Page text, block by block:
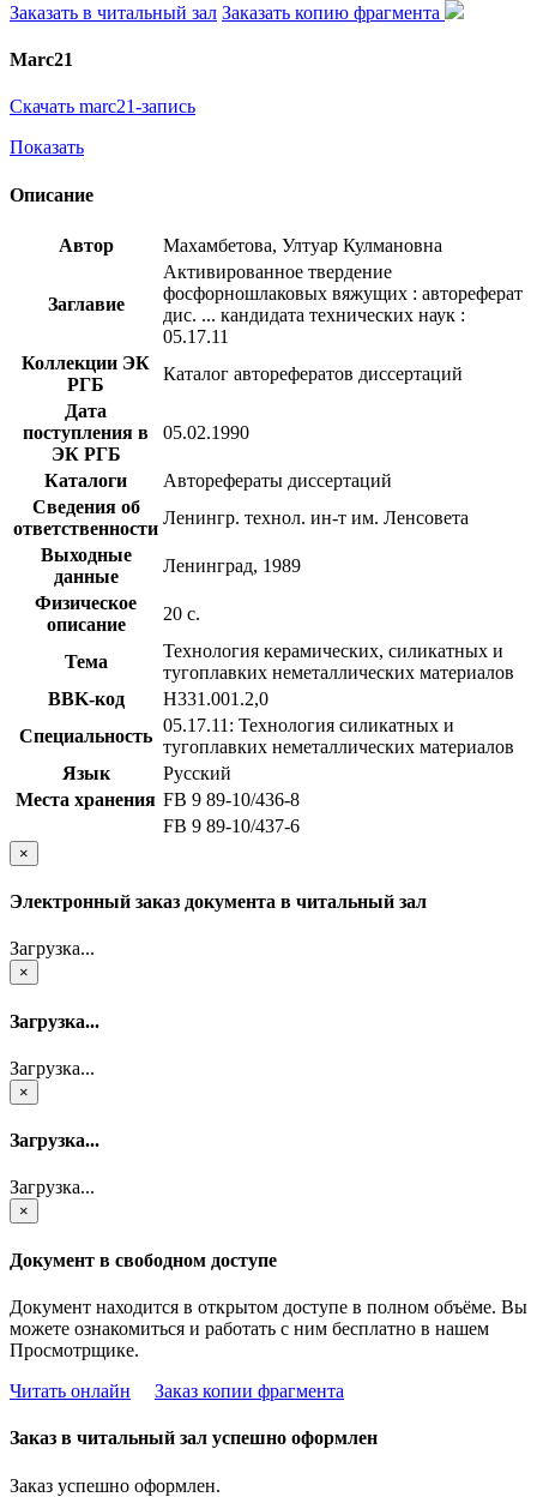
Заказать в читальный зал Заказать копию фрагмента
Marc21
Скачать marc21-запись
Показать
Описание
Автор Махамбетова, Ултуар Кулмановна
Заглавие
Активированное твердение
фосфорношлаковых вяжущих : автореферат
дис. ... кандидата технических наук :
05.17.11
Коллекции ЭК
РГБ
Каталог авторефератов диссертаций
Дата
поступления в
ЭК РГБ
05.02.1990
Каталоги
Авторефераты диссертаций
Сведения об
ответственности
Ленингр. технол. ин-т им. Ленсовета
Выходные
данные
Ленинград, 1989
Физическое
описание
20 с.
Тема
Технология керамических, силикатных и
тугоплавких неметаллических материалов
BBK-код
Н331.001.2,0
Специальность
05.17.11: Технология силикатных и
тугоплавких неметаллических материалов
Язык
Русский
Места хранения FB 9 89-10/436-8
FB 9 89-10/437-6
×
Электронный заказ документа в читальный зал
Загрузка...
×
Загрузка...
Загрузка...
×
Загрузка...
Загрузка...
×
Документ в свободном доступе
Документ находится в открытом доступе в полном объёме. Вы
можете ознакомиться и работать с ним бесплатно в нашем
Просмотрщике.
Читать онлайн
Заказ копии фрагмента
Заказ в читальный зал успешно оформлен
Заказ успешно оформлен.